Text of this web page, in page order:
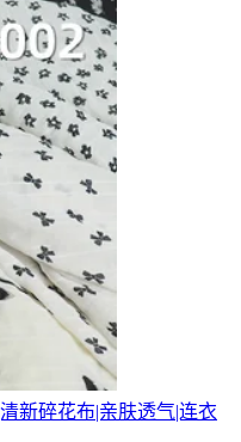
新碎花布|亲肤透气|连衣